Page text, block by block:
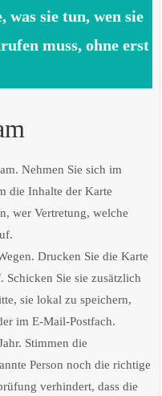
sie tun, wen sie
muss, ohne erst
Nehmen Sie sich im
die Inhalte der Karte
wer Vertretung, welche
Drucken Sie die Karte
Schicken Sie sie zusätzlich
sie lokal zu speichern,
im E-Mail-Postfach.
Stimmen die
Person noch die richtige
verhindert, dass die